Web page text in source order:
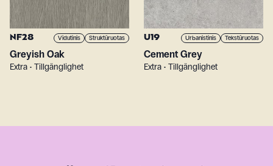
NF28 Vidutinis Struktūruotas
Greyish Oak
Extra • Tillgänglighet
U19 Urbanistinis Tekstūruotas
Cement Grey
Extra • Tillgänglighet